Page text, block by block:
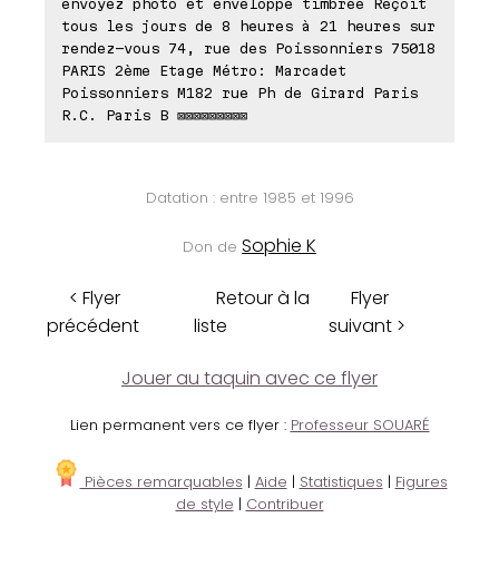
tous les jours de 8 heures à 21 heures sur
rendez-vous 74, rue des Poissonniers 75018
PARIS 2ème Etage Métro: Marcadet
Poissonniers M182 rue Ph de Girard Paris
R.C. Paris B ⊠⊠⊠⊠⊠⊠⊠⊠⊠
Datation : entre 1985 et 1996
Don de Sophie K
< Flyer
précédent
Retour à la
liste
Flyer
suivant >
Jouer au taquin avec ce flyer
Lien permanent vers ce flyer : Professeur SOUARÉ
Pièces remarquables | Aide | Statistiques | Figures
de style | Contribuer